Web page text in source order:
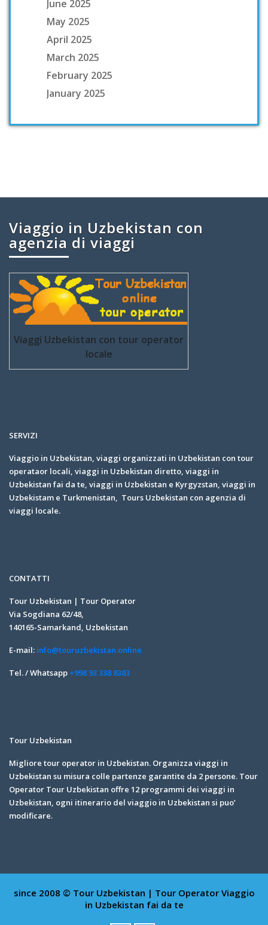
June 2025
May 2025
April 2025
March 2025
February 2025
January 2025
Viaggio in Uzbekistan con
agenzia di viaggi
Viaggi Uzbekistan con tour operator
locale
SERVIZI
Viaggio in Uzbekistan, viaggi organizzati in Uzbekistan con tour
operataor locali, viaggi in Uzbekistan diretto, viaggi in
Uzbekistan fai da te, viaggi in Uzbekistan e Kyrgyzstan, viaggi in
Uzbekistam e Turkmenistan, Tours Uzbekistan con agenzia di
viaggi locale.
CONTATTI
Tour Uzbekistan | Tour Operator
Via Sogdiana 62/48,
140165-Samarkand, Uzbekistan
E-mail: info@touruzbekistan.online
Tel. / Whatsapp +998 93 338 8383
Tour Uzbekistan
Migliore tour operator in Uzbekistan. Organizza viaggi in
Uzbekistan su misura colle partenze garantite da 2 persone. Tour
Operator Tour Uzbekistan offre 12 programmi dei viaggi in
Uzbekistan, ogni itinerario del viaggio in Uzbekistan si puo’
modificare.
since 2008 © Tour Uzbekistan | Tour Operator Viaggio
in Uzbekistan fai da te